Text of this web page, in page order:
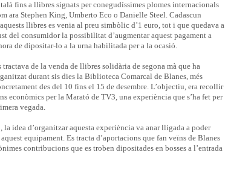
fins a llibres signats per conegudíssimes plomes internacionals
ara Stephen King, Umberto Eco o Danielle Steel. Cadascun
llibres es venia al preu simbòlic d’1 euro, tot i que quedava a
del consumidor la possibilitat d’augmentar aquest pagament a
de dipositar-lo a la urna habilitada per a la ocasió.
tractava de la venda de llibres solidària de segona mà que ha
durant sis dies la Biblioteca Comarcal de Blanes, més
des del 10 fins el 15 de desembre. L’objectiu, era recollir
econòmics per la Marató de TV3, una experiència que s’ha fet per
vegada.
idea d’organitzar aquesta experiència va anar lligada a poder
equipament. Es tracta d’aportacions que fan veïns de Blanes
contribucions que es troben dipositades en bosses a l’entrada